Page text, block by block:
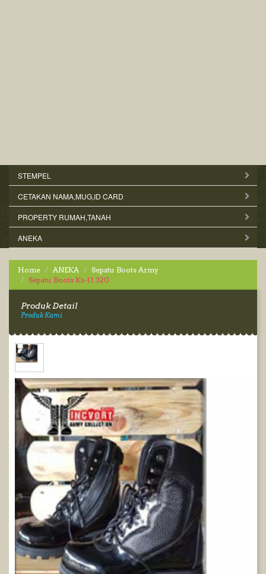
STEMPEL
CETAKAN NAMA,MUG,ID CARD
PROPERTY RUMAH,TANAH
ANEKA
Home ANEKA
Sepatu Boots Army
Sepatu Boots Ks-11 320
Produk Detail
Produk Kami